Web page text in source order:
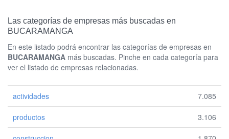
Las categorías de empresas más buscadas en
BUCARAMANGA
En este listado podrá encontrar las categorías de empresas en
BUCARAMANGA más buscadas. Pinche en cada categoría para
ver el listado de empresas relacionadas.
actividades 7.085
productos 3.106